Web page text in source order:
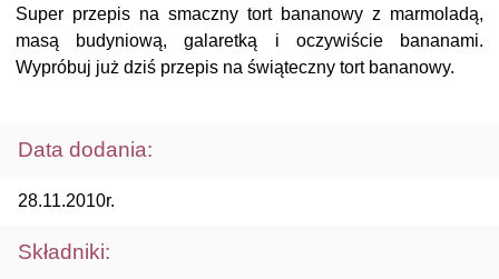
Super przepis na smaczny tort bananowy z marmoladą,
masą budyniową, galaretką i oczywiście bananami.
Wypróbuj już dziś przepis na świąteczny tort bananowy.
Data dodania:
28.11.2010r.
Składniki: